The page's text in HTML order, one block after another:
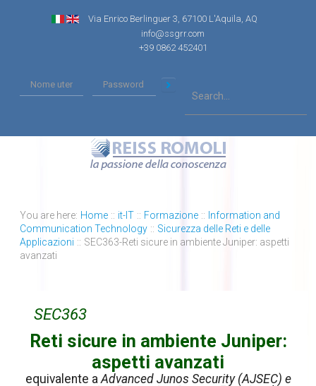
Via Enrico Berlinguer 3, 67100 L'Aquila, AQ
info@ssgrr.com
+39 0862 452401
You are here: Home :: it-IT :: Formazione :: Information and
Communication Technology :: Sicurezza delle Reti e delle
Applicazioni :: SEC363-Reti sicure in ambiente Juniper: aspetti
avanzati
SEC363
Reti sicure in ambiente Juniper:
aspetti avanzati
equivalente a Advanced Junos Security (AJSEC) e